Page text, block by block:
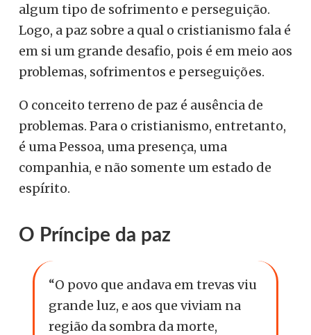
algum tipo de sofrimento e perseguição.
Logo, a paz sobre a qual o cristianismo fala é
em si um grande desafio, pois é em meio aos
problemas, sofrimentos e perseguições.
O conceito terreno de paz é ausência de
problemas. Para o cristianismo, entretanto,
é uma Pessoa, uma presença, uma
companhia, e não somente um estado de
espírito.
O Príncipe da paz
“O povo que andava em trevas viu
grande luz, e aos que viviam na
região da sombra da morte,